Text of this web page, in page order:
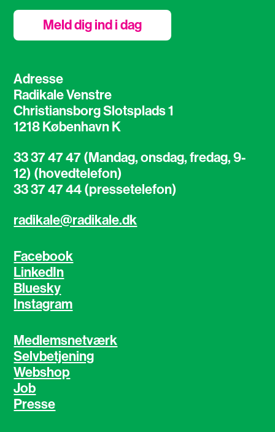
Adresse
Radikale Venstre
Christiansborg Slotsplads 1
1218 København K
33 37 47 47 (Mandag, onsdag, fredag, 9-
12) (hovedtelefon)
33 37 47 44 (pressetelefon)
radikale@radikale.dk
Facebook
LinkedIn
Bluesky
Instagram
Medlemsnetværk
Selvbetjening
Webshop
Job
Presse
Meld dig ind i dag